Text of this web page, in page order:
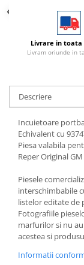
Livrare in toata
Livram oriunde in
Descriere
Incuietoare
Echivalent cu
Piesa valabila
Reper Original
Piesele
interschimbabile
listelor editate de
Fotografiile
marfurilor si nu
acestea si
Informatii